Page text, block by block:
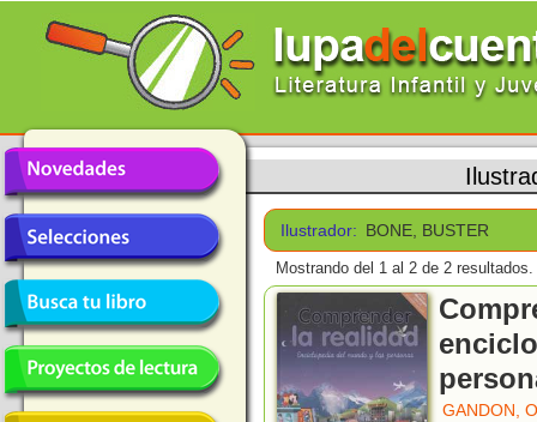
Ilustrador: BONE, BUSTER
Mostrando del 1 al 2 de 2 resultados.
GANDON,